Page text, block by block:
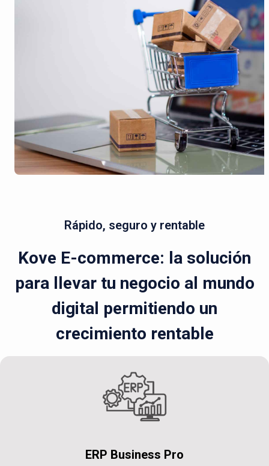
Rápido, seguro y rentable
Kove E-commerce: la solución
para llevar tu negocio al mundo
digital permitiendo un
crecimiento rentable
ERP Business Pro